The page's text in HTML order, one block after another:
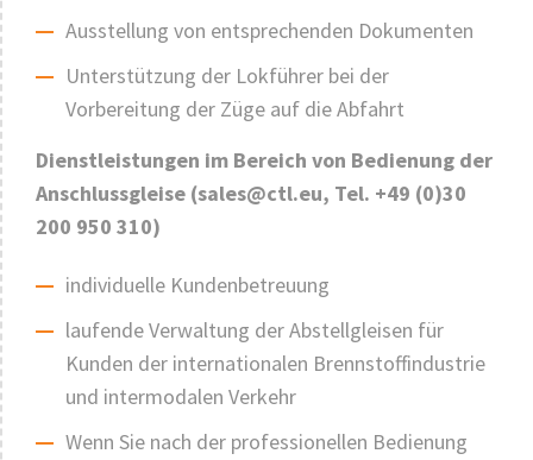
Ausstellung von entsprechenden Dokumenten
Unterstützung der Lokführer bei der
Vorbereitung der Züge auf die Abfahrt
Dienstleistungen im Bereich von Bedienung der
Anschlussgleise (sales@ctl.eu, Tel. +49 (0)30
200 950 310)
individuelle Kundenbetreuung
laufende Verwaltung der Abstellgleisen für
Kunden der internationalen Brennstoffindustrie
und intermodalen Verkehr
Wenn Sie nach der professionellen Bedienung